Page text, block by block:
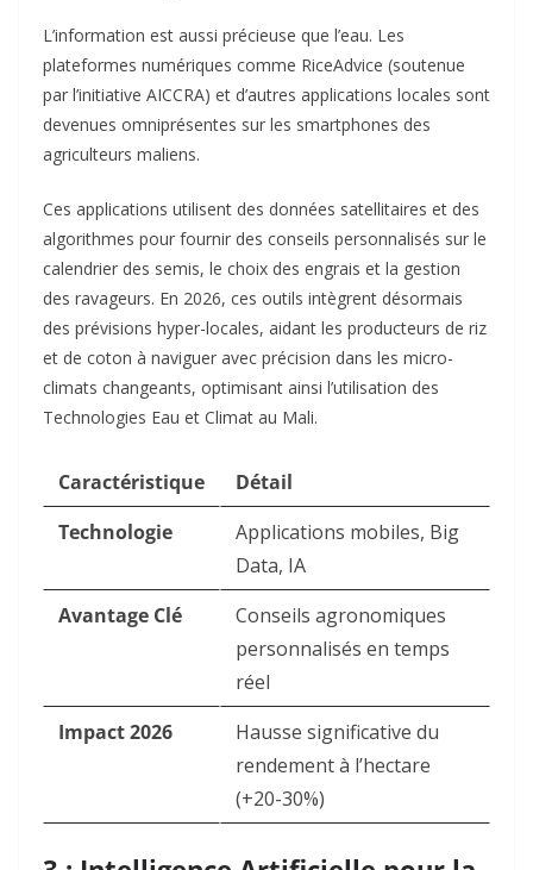
L’information est aussi précieuse que l’eau. Les
plateformes numériques comme RiceAdvice (soutenue
par l’initiative AICCRA) et d’autres applications locales sont
devenues omniprésentes sur les smartphones des
agriculteurs maliens.
Ces applications utilisent des données satellitaires et des
algorithmes pour fournir des conseils personnalisés sur le
calendrier des semis, le choix des engrais et la gestion
des ravageurs. En 2026, ces outils intègrent désormais
des prévisions hyper-locales, aidant les producteurs de riz
et de coton à naviguer avec précision dans les micro-
climats changeants, optimisant ainsi l’utilisation des
Technologies Eau et Climat au Mali.
Caractéristique
Détail
Technologie
Applications mobiles, Big
Data, IA
Avantage Clé
Conseils agronomiques
personnalisés en temps
réel
Impact 2026
Hausse significative du
rendement à l’hectare
(+20-30%)